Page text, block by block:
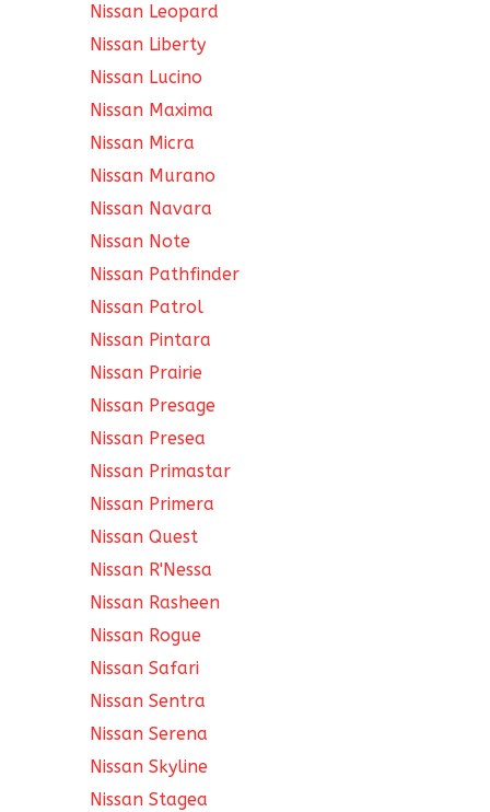
Nissan Leopard
Nissan Liberty
Nissan Lucino
Nissan Maxima
Nissan Micra
Nissan Murano
Nissan Navara
Nissan Note
Nissan Pathfinder
Nissan Patrol
Nissan Pintara
Nissan Prairie
Nissan Presage
Nissan Presea
Nissan Primastar
Nissan Primera
Nissan Quest
Nissan R'Nessa
Nissan Rasheen
Nissan Rogue
Nissan Safari
Nissan Sentra
Nissan Serena
Nissan Skyline
Nissan Stagea